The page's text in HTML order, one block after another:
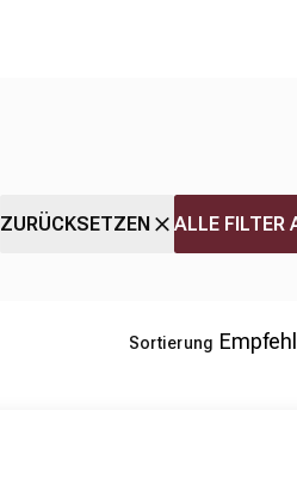
ZURÜCKSETZEN ALLE FILTER
Sortierung